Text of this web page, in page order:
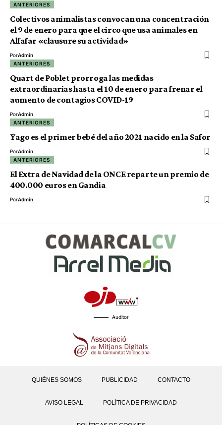
ANTERIORES
Colectivos animalistas convocan una concentración
el 9 de enero para que el circo que usa animales en
Alfafar «clausure su actividad»
PorAdmin
ANTERIORES
Quart de Poblet prorroga las medidas
extraordinarias hasta el 10 de enero para frenar el
aumento de contagios COVID-19
PorAdmin
ANTERIORES
Yago es el primer bebé del año 2021 nacido en la Safor
PorAdmin
ANTERIORES
El Extra de Navidad de la ONCE reparte un premio de
400.000 euros en Gandia
PorAdmin
Auditor
QUIÉNES SOMOS PUBLICIDAD CONTACTO
AVISO LEGAL POLÍTICA DE PRIVACIDAD